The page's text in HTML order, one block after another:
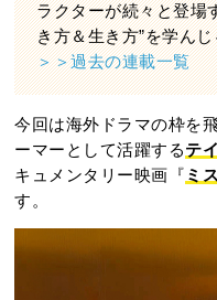
ラクターが続々と登場
き方＆生き方”を学ん
＞＞過去の連載一覧
今回は海外ドラマの枠を
ーマーとして活躍するテ
キュメンタリー映画『 ミ
す。